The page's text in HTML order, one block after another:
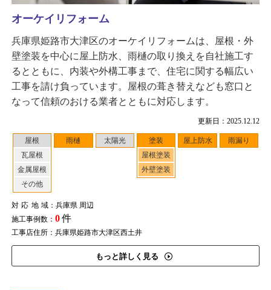
更新日：2025.12.12
屋根
瓦屋根
金属屋根
その他
雨樋 太陽光
塗装
屋根塗装
外壁塗装
屋上防水 雨漏り
対応地域：兵庫県 周辺
施工事例数： 0件
工事店住所：兵庫県姫路市大津区西土井
もっと詳しく見る
オーケイリフォーム
兵庫県姫路市大津区のオーケイリフォームは、屋根・外
壁塗装を中心に屋上防水、雨樋の取り換えを自社施工す
るとともに、内装や外構工事まで、住宅に関する幅広い
工事を請け負っています。屋根の葺き替えなども窓口と
なって信頼のおける業者とともに対応します。